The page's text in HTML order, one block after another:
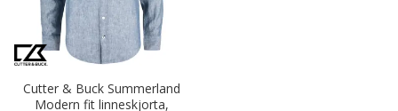
Cutter & Buck Summerland
Modern fit linneskjorta,